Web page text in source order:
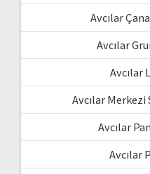
Avcılar
Avcılar
Avcılar
Avcılar
Avcılar
Avcılar